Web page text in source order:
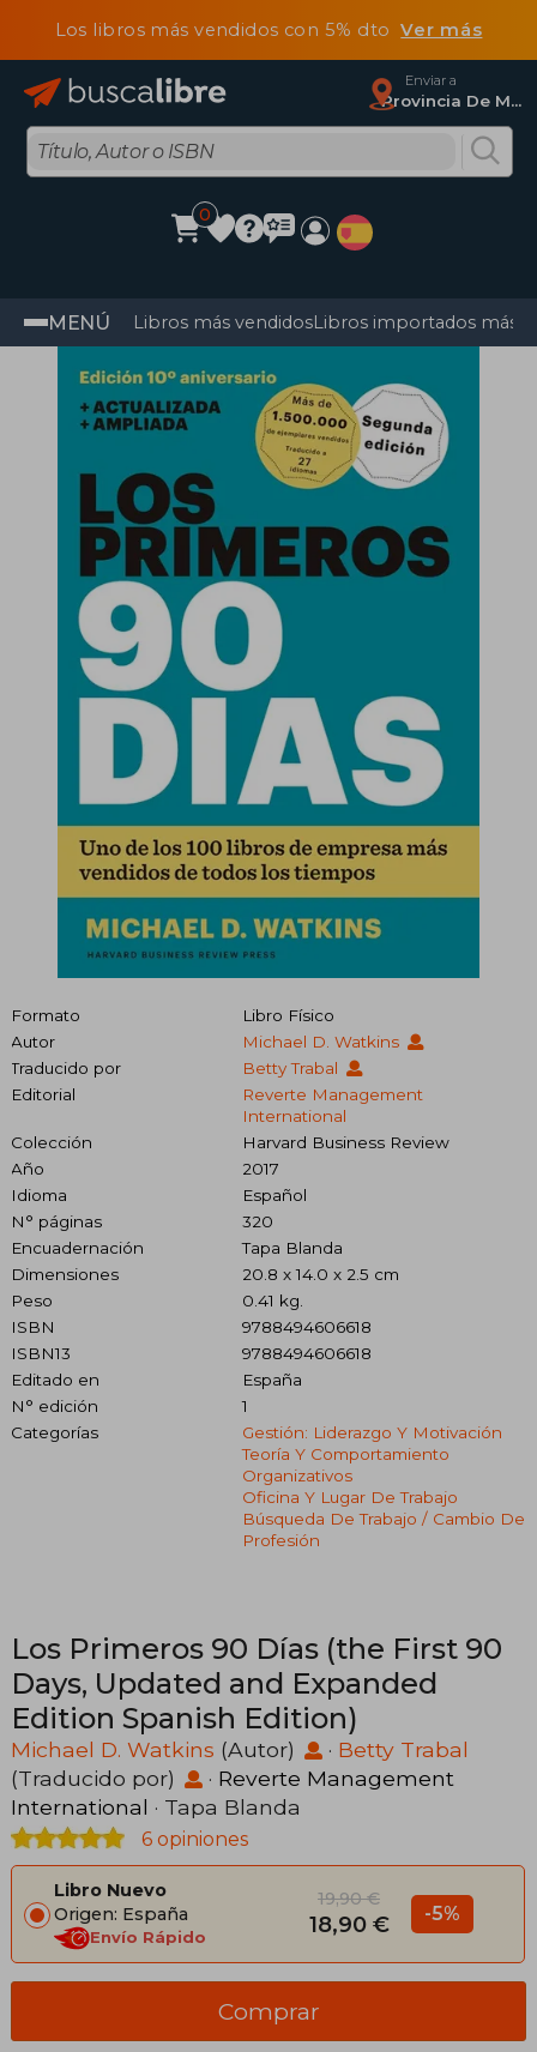
Los libros más vendidos con 5% dtoVer más
Enviar a
Provincia De Madrid
0
MENÚ Libros más vendidosLibros importados más
Formato
Libro Físico
Autor
Michael D. Watkins
Traducido por
Betty Trabal
Editorial
Reverte Management
International
Colección
Harvard Business Review
Año
2017
Idioma
Español
N° páginas
320
Encuadernación
Tapa Blanda
Dimensiones
20.8 x 14.0 x 2.5 cm
Peso
0.41 kg.
ISBN
9788494606618
ISBN13
9788494606618
Editado en
España
N° edición
1
Categorías
Gestión: Liderazgo Y Motivación
Teoría Y Comportamiento
Organizativos
Oficina Y Lugar De Trabajo
Búsqueda De Trabajo / Cambio De
Profesión
Los Primeros 90 Días (the First 90
Days, Updated and Expanded
Edition Spanish Edition)
Michael D. Watkins (Autor) · Betty Trabal
(Traducido por)
· Reverte Management
International · Tapa Blanda
6 opiniones
Libro Nuevo
Origen: España
Envío Rápido
19,90 €
18,90 € -5%
Comprar